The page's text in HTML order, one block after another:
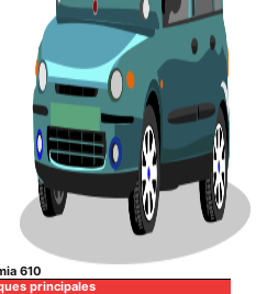
610
principales